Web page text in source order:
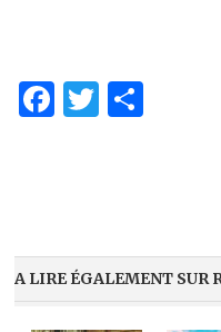
Facebook
Twitter
A LIRE ÉGALEMENT SUR